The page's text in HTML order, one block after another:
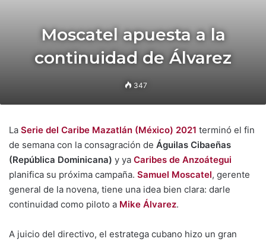
Moscatel apuesta a la
continuidad de Álvarez
347
La Serie del Caribe Mazatlán (México) 2021 terminó el fin
de semana con la consagración de Águilas Cibaeñas
(República Dominicana) y ya Caribes de Anzoátegui
planifica su próxima campaña. Samuel Moscatel, gerente
general de la novena, tiene una idea bien clara: darle
continuidad como piloto a Mike Álvarez.
A juicio del directivo, el estratega cubano hizo un gran